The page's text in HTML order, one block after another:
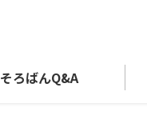
そろばんQ&A